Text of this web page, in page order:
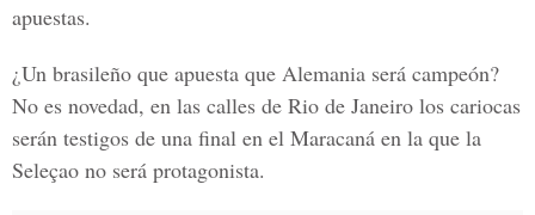
apuestas.
¿Un brasileño que apuesta que Alemania será campeón?
No es novedad, en las calles de Rio de Janeiro los cariocas
serán testigos de una final en el Maracaná en la que la
Seleçao no será protagonista.